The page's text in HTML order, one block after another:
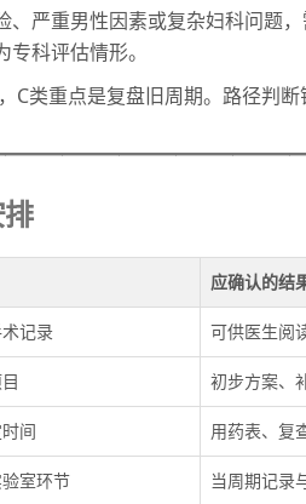
、严重男性因素或复杂妇科问题
科评估情形。
C类重点是复盘旧周期。路径判
应确认的结
记录 可供医生阅
初步方案、
间 用药表、复
室环节 当周期记录